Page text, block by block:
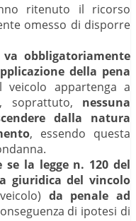
ritenuto il ricorso
omesso di disporre
obbligatoriamente
della pena
appartenga a
soprattuto, nessuna
dalla natura
, essendo questa
se la legge n. 120 del
giuridica del vincolo
da penale ad
di ipotesi di